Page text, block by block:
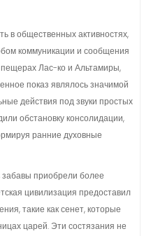
в общественных активностях,
коммуникации и сообщения
Лас-ко и Альтамиры,
показ являлось значимой
действия под звуки простых
обстановку консолидации,
ранние духовные
приобрели более
цивилизация предоставил
такие как сенет, которые
царей. Эти состязания не